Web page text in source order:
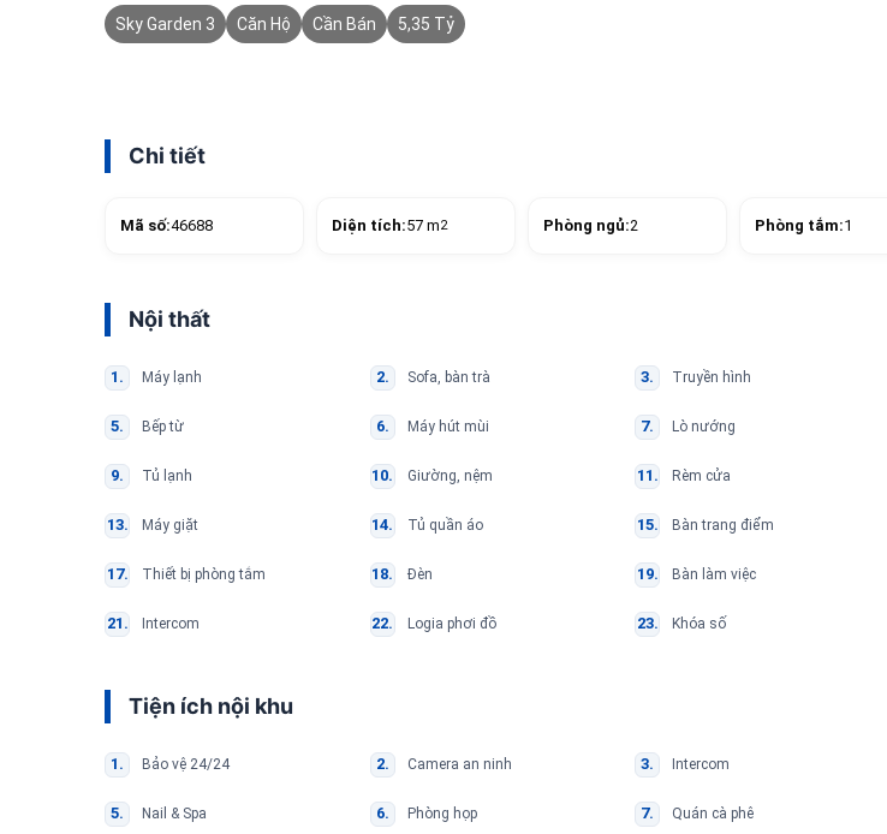
Sky Garden 3 Căn Hộ Cần Bán 5,35 Tỷ
Chi tiết
Mã số:46688 Diện tích:57 m2 Phòng ngủ:2 Phòng tắm:1
Nội thất
Máy lạnh Sofa, bàn trà Truyền hình
Bếp từ Máy hút mùi Lò nướng
Tủ lạnh Giường, nệm Rèm cửa
Máy giặt Tủ quần áo Bàn trang điểm
Thiết bị phòng tắm Đèn Bàn làm việc
Intercom Logia phơi đồ Khóa số
Tiện ích nội khu
Bảo vệ 24/24 Camera an ninh Intercom
Nail & Spa Phòng họp Quán cà phê